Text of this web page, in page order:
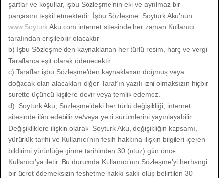
şartlar ve koşullar, işbu Sözleşme’nin eki ve ayrılmaz bir
parçasını teşkil etmektedir. İşbu Sözleşme Soyturk Aku’nun
www.SoyturkAku.com internet sitesinde her zaman Kullanıcı
tarafından erişilebilir olacaktır
b) İşbu Sözleşme’den kaynaklanan her türlü resim, harç ve vergi
Taraflarca eşit olarak ödenecektir.
c) Taraflar işbu Sözleşme’den kaynaklanan doğmuş veya
doğacak olan alacakları diğer Taraf’ın yazılı izni olmaksızın hiçbir
surette üçüncü kişilere devir veya temlik edemez.
d) Soyturk Aku, Sözleşme’deki her türlü değişikliği, internet
sitesinde ilân edebilir ve/veya yeni sürümlerini yayınlayabilir.
Değişikliklere ilişkin olarak Soyturk Aku, değişikliğin kapsamı,
yürürlük tarihi ve Kullanıcı’nın fesih hakkına ilişkin bilgileri içeren
bildirimi yürürlüğe girme tarihinden 30 (otuz) gün önce
Kullanıcı’ya iletir. Bu durumda Kullanıcı’nın Sözleşme’yi herhangi
bir ücret ödemeksizin feshetme hakkı saklı olup belirtilen 30